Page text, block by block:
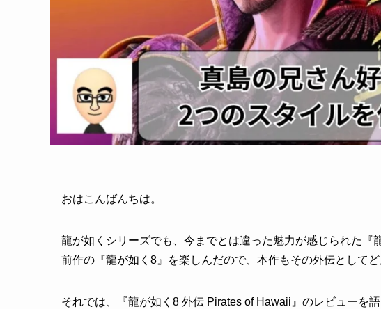
おはこんばんちは。
龍が如くシリーズでも、今までとは違った魅力が感じられた『
前作の『龍が如く8』を楽しんだので、本作もその外伝として
それでは、『龍が如く8 外伝 Pirates of Hawaii』のレビューを語